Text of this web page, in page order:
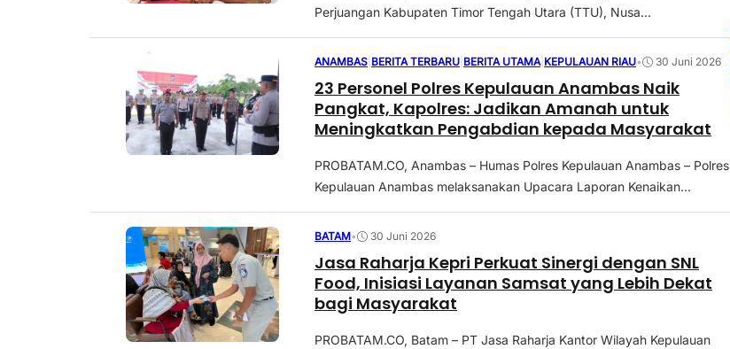
Perjuangan Kabupaten Timor Tengah Utara (TTU), Nusa...
ANAMBAS BERITA TERBARU BERITA UTAMA KEPULAUAN RIAU• 30 Juni 2026
23 Personel Polres Kepulauan Anambas Naik
Pangkat, Kapolres: Jadikan Amanah untuk
Meningkatkan Pengabdian kepada Masyarakat
PROBATAM.CO, Anambas – Humas Polres Kepulauan Anambas – Polres
Kepulauan Anambas melaksanakan Upacara Laporan Kenaikan...
BATAM• 30 Juni 2026
Jasa Raharja Kepri Perkuat Sinergi dengan SNL
Food, Inisiasi Layanan Samsat yang Lebih Dekat
bagi Masyarakat
PROBATAM.CO, Batam – PT Jasa Raharja Kantor Wilayah Kepulauan